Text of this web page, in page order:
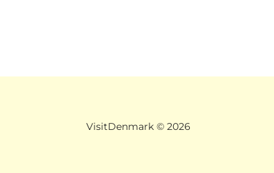
VisitDenmark © 2026